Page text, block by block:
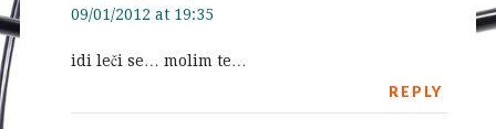
09/01/2012 at 19:35
idi leči se… molim te…
REPLY